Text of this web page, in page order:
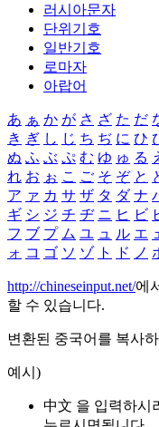
러시아문자
단위기호
일반기호
로마자
아랍어
あ ぁ か が さ ざ た だ
き ぎ し じ ち ぢ に ひ
ぬ ふ ぶ ぷ む ゆ ゅ る
れ お ぉ こ ご そ ぞ と
ア ァ カ サ ザ タ ダ ナ
ギ シ ジ チ ヂ ニ ヒ ビ
フ ブ プ ム ユ ュ ル エ
ォ コ ゴ ソ ゾ ト ド ノ
http://chineseinput.net/에
할 수 있습니다.
변환된 중국어를 복사
예시)
中文 을 입력하시